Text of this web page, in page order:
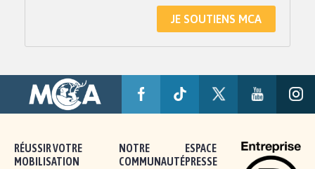
JE SOUTIENS MCA
RÉUSSIR VOTRE
MOBILISATION
NOTRE
COMMUNAUTÉ
ESPACE
PRESSE